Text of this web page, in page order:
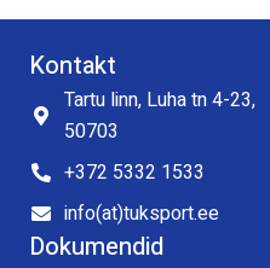
Kontakt
Tartu linn, Luha tn 4-23,
50703
+372 5332 1533
info(at)tuksport.ee
Dokumendid